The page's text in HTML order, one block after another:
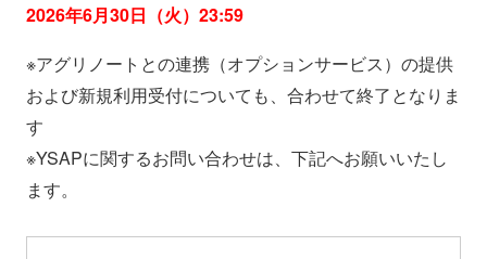
2026年6月30日（火）23:59
※アグリノートとの連携（オプションサービス）の提供
および新規利用受付についても、合わせて終了となりま
す
※YSAPに関するお問い合わせは、下記へお願いいたし
ます。